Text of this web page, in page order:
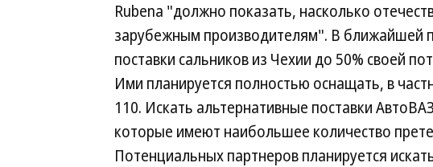
Rubena "должно показать, насколько
зарубежным производителям". В ближайшей
поставки сальников из Чехии до 50% своей
Ими планируется полностью оснащать, в
110. Искать альтернативные поставки
которые имеют наибольшее количество
Потенциальных партнеров планируется